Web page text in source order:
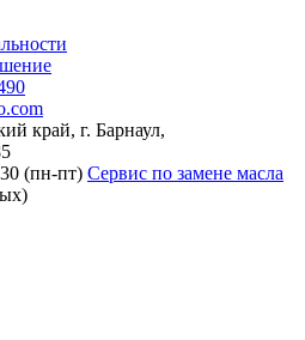
край, г. Барнаул,
(пн-пт) Сервис по замене масла